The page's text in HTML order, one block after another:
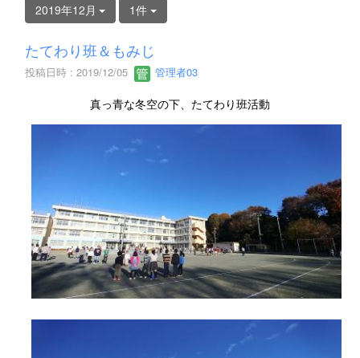
2019年12月 1件
たてわり班＆もみじ
投稿日時 : 2019/12/05 管理者03
真っ青な冬空の下、たてわり班活動